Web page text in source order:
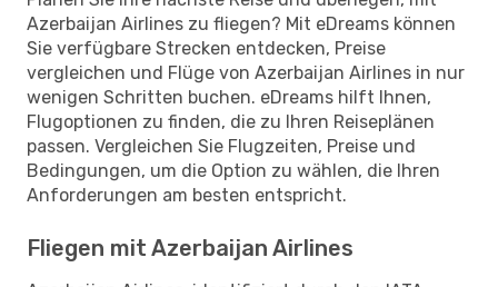
Azerbaijan Airlines zu fliegen? Mit eDreams können
Sie verfügbare Strecken entdecken, Preise
vergleichen und Flüge von Azerbaijan Airlines in nur
wenigen Schritten buchen. eDreams hilft Ihnen,
Flugoptionen zu finden, die zu Ihren Reiseplänen
passen. Vergleichen Sie Flugzeiten, Preise und
Bedingungen, um die Option zu wählen, die Ihren
Anforderungen am besten entspricht.
Fliegen mit Azerbaijan Airlines